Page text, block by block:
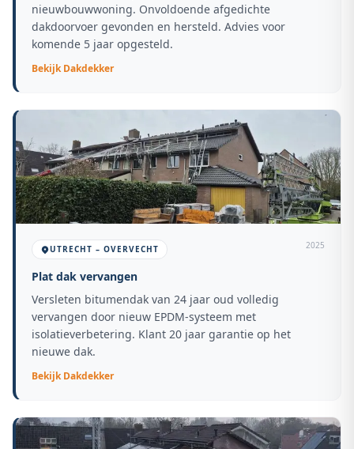
nieuwbouwwoning. Onvoldoende afgedichte
dakdoorvoer gevonden en hersteld. Advies voor
komende 5 jaar opgesteld.
BekijkDakdekker
UTRECHT – OVERVECHT 2025
Plat dak vervangen
Versleten bitumendak van 24 jaar oud volledig
vervangen door nieuw EPDM-systeem met
isolatieverbetering. Klant 20 jaar garantie op het
nieuwe dak.
BekijkDakdekker